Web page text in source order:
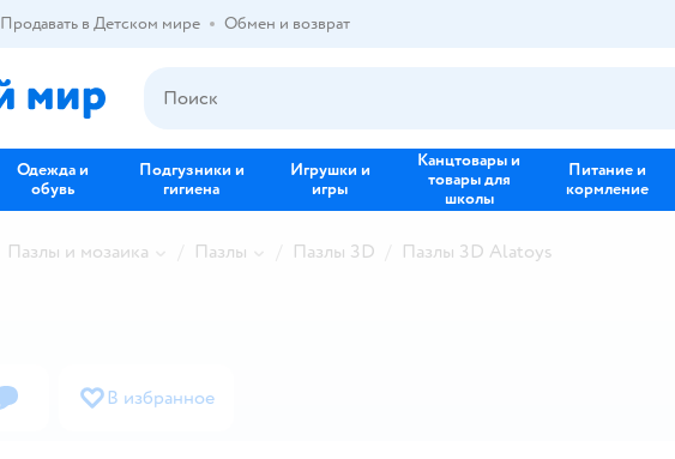
Продавать в Детском мире Обмен и возврат
Одежда и
обувь
Подгузники и
гигиена
Игрушки и
игры
Канцтовары и
товары для
школы
Питание и
кормление
Пазлы и мозаика Пазлы Пазлы 3D Пазлы 3D Alatoys
В избранное